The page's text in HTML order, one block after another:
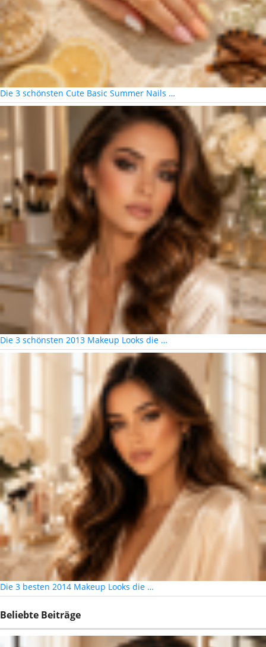
Die 3 schönsten Cute Basic Summer Nails …
Die 3 schönsten 2013 Makeup Looks die …
Die 3 besten 2014 Makeup Looks die …
Beliebte Beiträge